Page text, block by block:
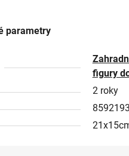
parametry
figury
2 roky